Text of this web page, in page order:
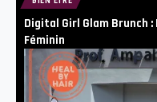
Digital Girl Glam Brunch
Féminin